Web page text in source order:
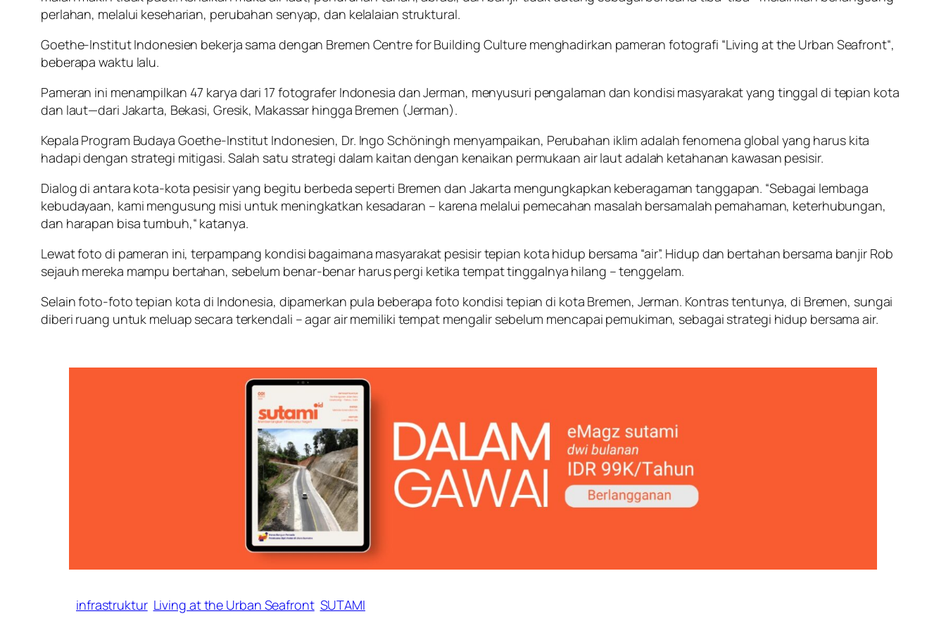
perlahan, melalui keseharian, perubahan senyap, dan kelalaian struktural.
Goethe-Institut Indonesien bekerja sama dengan Bremen Centre for Building Culture menghadirkan pameran fotografi “Living at the Urban Seafront“,
beberapa waktu lalu.
Pameran ini menampilkan 47 karya dari 17 fotografer Indonesia dan Jerman, menyusuri pengalaman dan kondisi masyarakat yang tinggal di tepian kota
dan laut—dari Jakarta, Bekasi, Gresik, Makassar hingga Bremen (Jerman).
Kepala Program Budaya Goethe-Institut Indonesien, Dr. Ingo Schöningh menyampaikan, Perubahan iklim adalah fenomena global yang harus kita
hadapi dengan strategi mitigasi. Salah satu strategi dalam kaitan dengan kenaikan permukaan air laut adalah ketahanan kawasan pesisir.
Dialog di antara kota-kota pesisir yang begitu berbeda seperti Bremen dan Jakarta mengungkapkan keberagaman tanggapan. “Sebagai lembaga
kebudayaan, kami mengusung misi untuk meningkatkan kesadaran – karena melalui pemecahan masalah bersamalah pemahaman, keterhubungan,
dan harapan bisa tumbuh,“ katanya.
Lewat foto di pameran ini, terpampang kondisi bagaimana masyarakat pesisir tepian kota hidup bersama “air”. Hidup dan bertahan bersama banjir Rob
sejauh mereka mampu bertahan, sebelum benar-benar harus pergi ketika tempat tinggalnya hilang – tenggelam.
Selain foto-foto tepian kota di Indonesia, dipamerkan pula beberapa foto kondisi tepian di kota Bremen, Jerman. Kontras tentunya, di Bremen, sungai
diberi ruang untuk meluap secara terkendali – agar air memiliki tempat mengalir sebelum mencapai pemukiman, sebagai strategi hidup bersama air.
infrastruktur Living at the Urban Seafront SUTAMI